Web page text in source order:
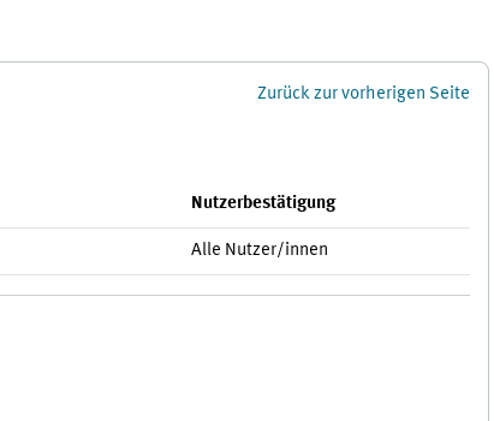
Zurück zur vorherigen Seite
Nutzerbestätigung
Alle Nutzer/innen